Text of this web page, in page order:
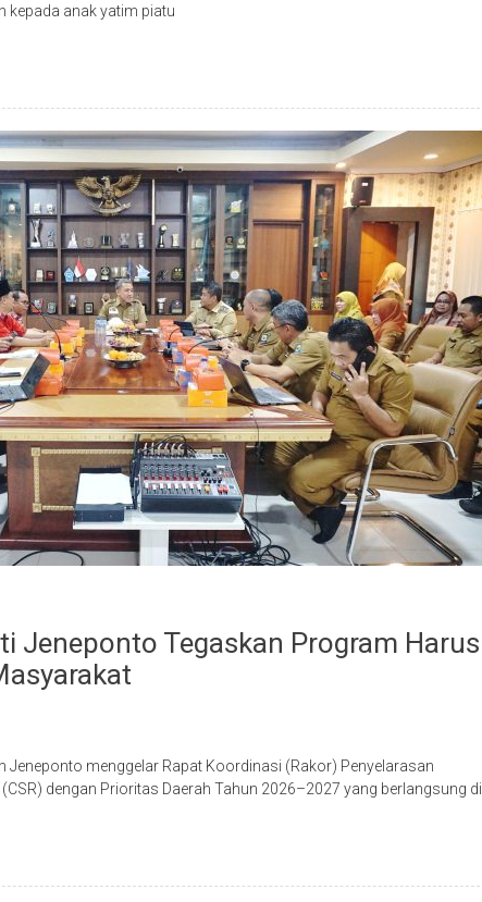
kepada anak yatim piatu
Jeneponto Tegaskan Program Harus
Jeneponto menggelar Rapat Koordinasi (Rakor) Penyelarasan
dengan Prioritas Daerah Tahun 2026–2027 yang berlangsung di